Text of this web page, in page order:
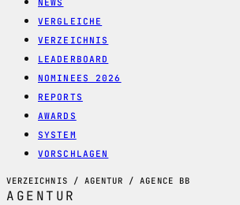
NEWS
VERGLEICHE
VERZEICHNIS
LEADERBOARD
NOMINEES 2026
REPORTS
AWARDS
SYSTEM
VORSCHLAGEN
VERZEICHNIS / AGENTUR / AGENCE BB
AGENTUR